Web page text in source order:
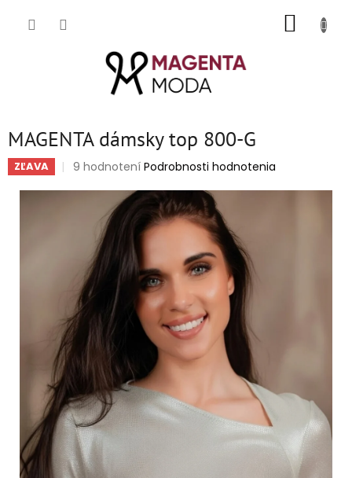
MAGENTA dámsky top 800-G
ZĽAVA
Priemerné
produktu
hviezdičiek.
9 hodnotení Podrobnosti hodnotenia